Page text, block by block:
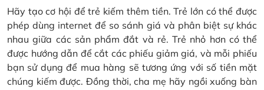
Hãy tạo cơ hội để trẻ kiếm thêm tiền. Trẻ lớn có thể được
phép dùng internet để so sánh giá và phân biệt sự khác
nhau giữa các sản phẩm đắt và rẻ. Trẻ nhỏ hơn có thể
được hướng dẫn để cắt các phiếu giảm giá, và mỗi phiếu
bạn sử dụng để mua hàng sẽ tương ứng với số tiền mặt
chúng kiếm được. Đồng thời, cha mẹ hãy ngồi xuống bàn